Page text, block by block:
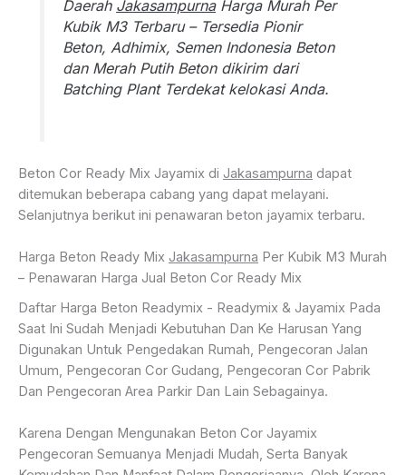
Daerah JakasampurnaHarga Murah Per
Kubik M3 Terbaru – Tersedia Pionir
Beton, Adhimix, Semen Indonesia Beton
dan Merah Putih Beton dikirim dari
Batching Plant Terdekat kelokasi Anda.
Beton Cor Ready Mix Jayamix di Jakasampurna dapat
ditemukan beberapa cabang yang dapat melayani.
Selanjutnya berikut ini penawaran beton jayamix terbaru.
Harga Beton Ready Mix Jakasampurna Per Kubik M3 Murah
– Penawaran Harga Jual Beton Cor Ready Mix
Daftar Harga Beton Readymix - Readymix & Jayamix Pada
Saat Ini Sudah Menjadi Kebutuhan Dan Ke Harusan Yang
Digunakan Untuk Pengedakan Rumah, Pengecoran Jalan
Umum, Pengecoran Cor Gudang, Pengecoran Cor Pabrik
Dan Pengecoran Area Parkir Dan Lain Sebagainya.
Karena Dengan Mengunakan Beton Cor Jayamix
Pengecoran Semuanya Menjadi Mudah, Serta Banyak